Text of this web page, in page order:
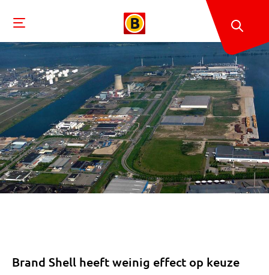
Brand Shell heeft weinig effect op keuze